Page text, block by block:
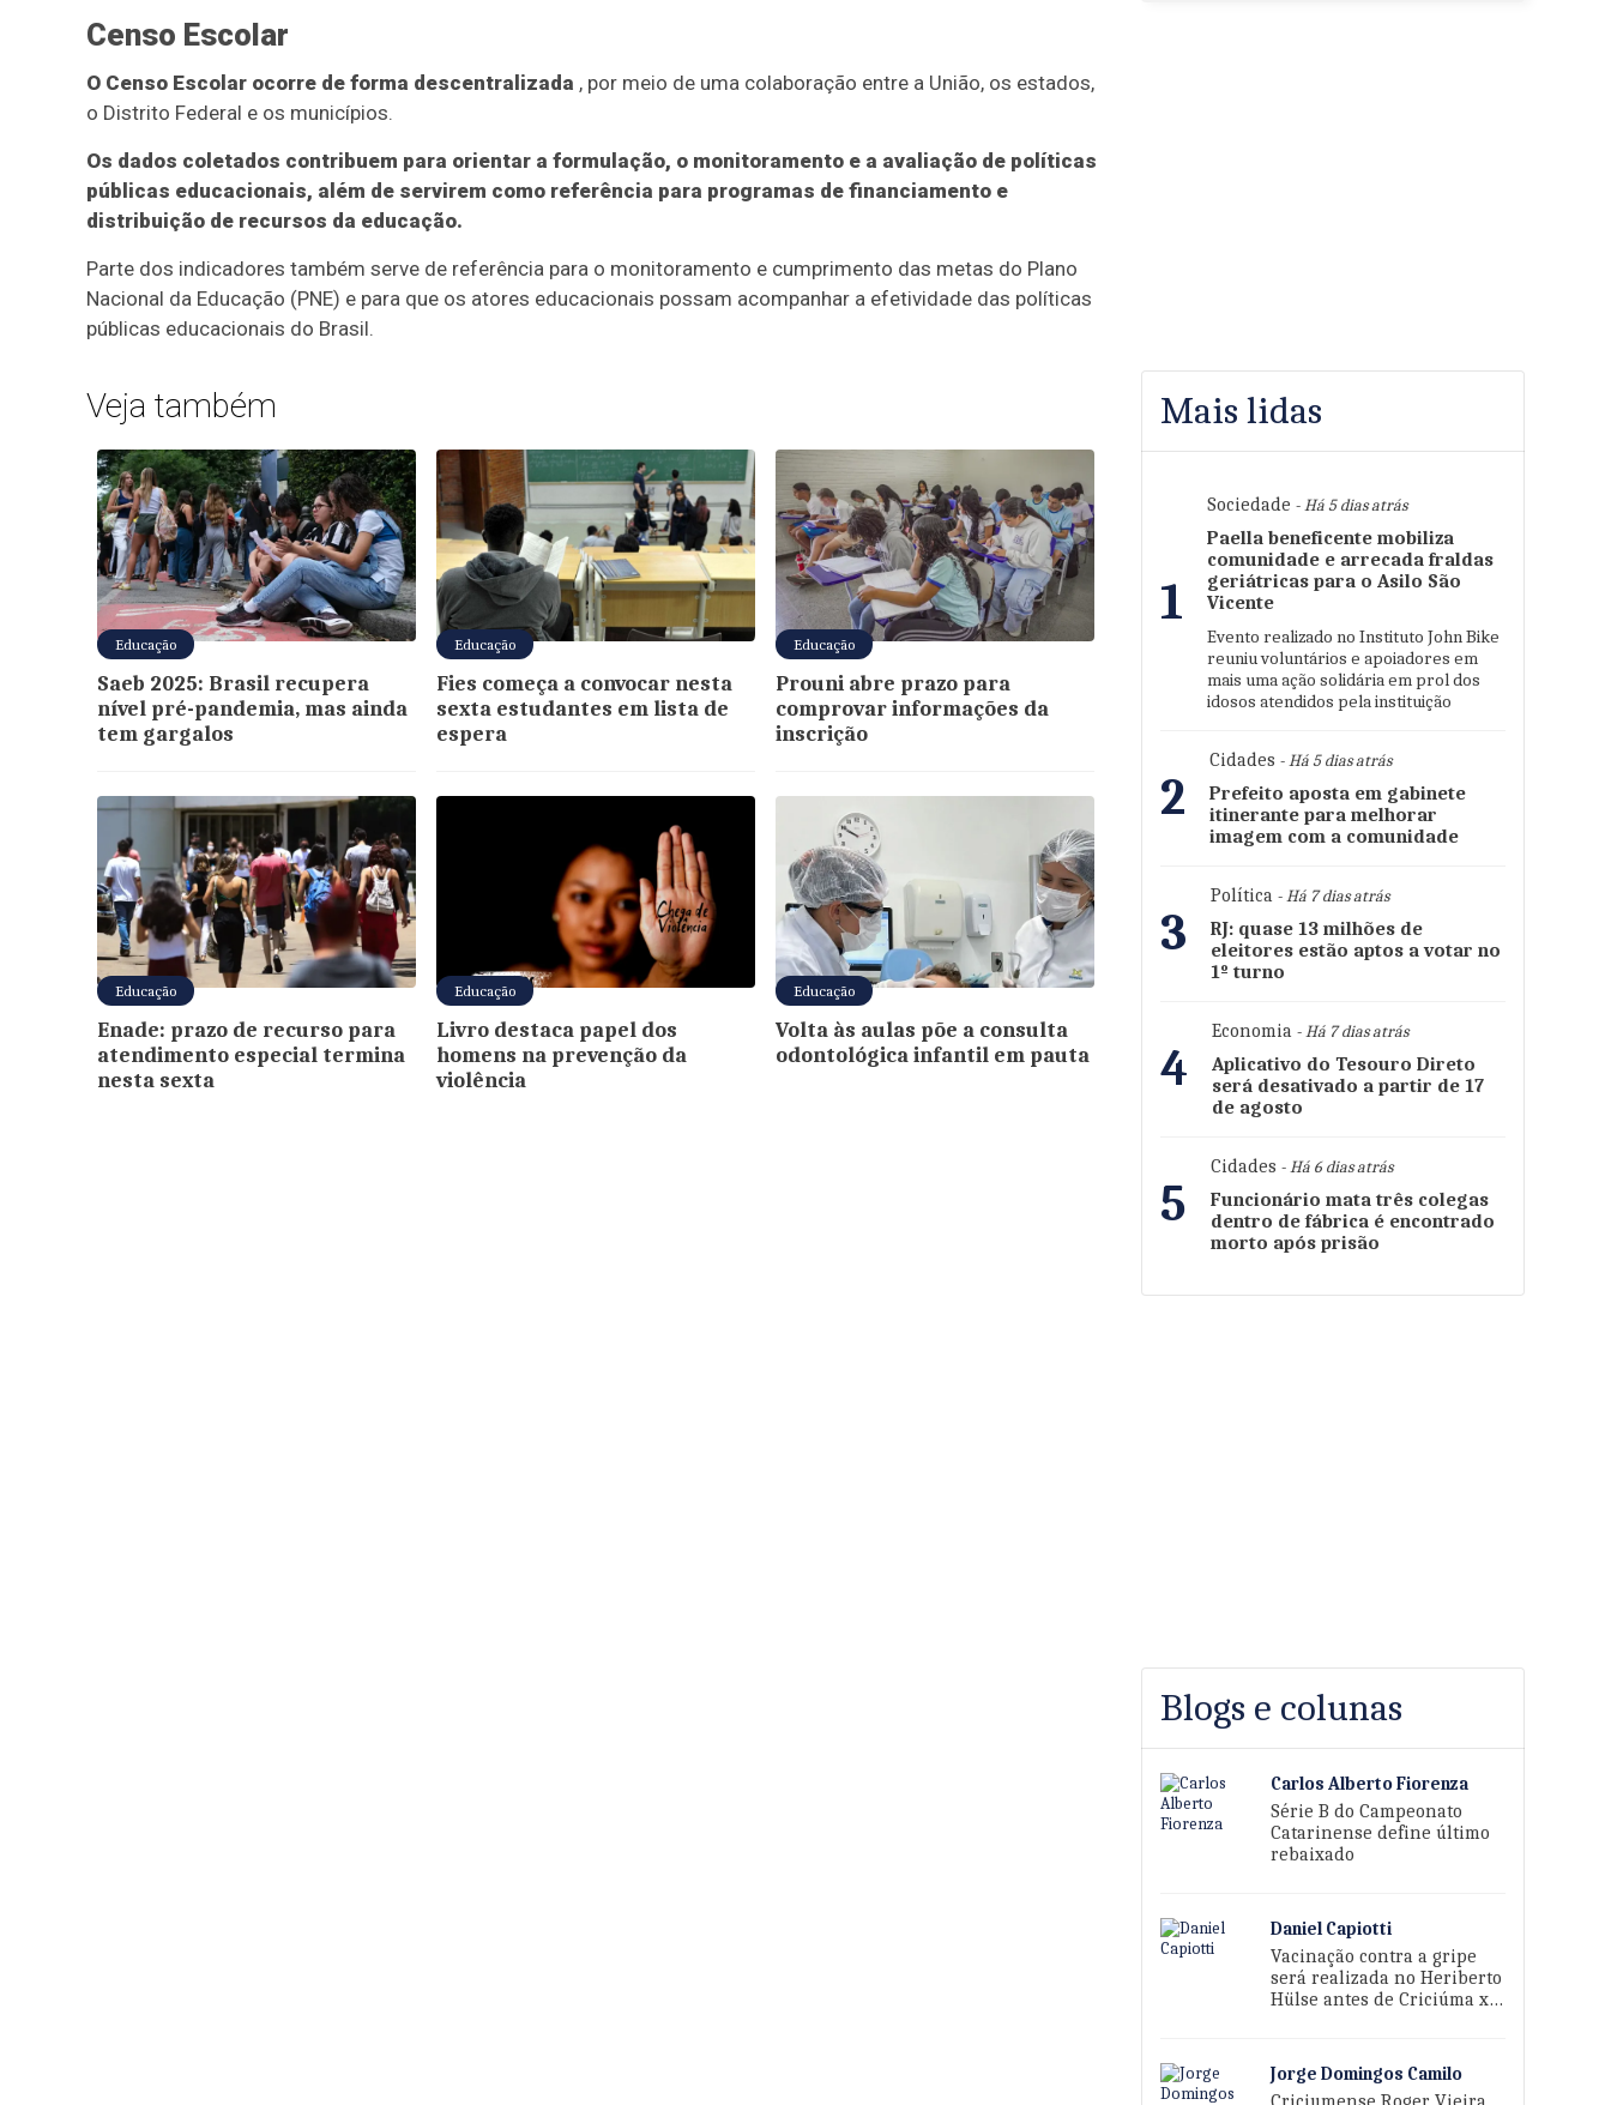
Censo Escolar
O Censo Escolar ocorre de forma descentralizada , por meio de uma colaboração entre a União, os estados,
o Distrito Federal e os municípios.
Os dados coletados contribuem para orientar a formulação, o monitoramento e a avaliação de políticas
públicas educacionais, além de servirem como referência para programas de financiamento e
distribuição de recursos da educação.
Parte dos indicadores também serve de referência para o monitoramento e cumprimento das metas do Plano
Nacional da Educação (PNE) e para que os atores educacionais possam acompanhar a efetividade das políticas
públicas educacionais do Brasil.
Veja também
Educação
Saeb 2025: Brasil recupera
nível pré-pandemia, mas ainda
tem gargalos
Educação
Fies começa a convocar nesta
sexta estudantes em lista de
espera
Educação
Prouni abre prazo para
comprovar informações da
inscrição
Educação
Enade: prazo de recurso para
atendimento especial termina
nesta sexta
Educação
Livro destaca papel dos
homens na prevenção da
violência
Educação
Volta às aulas põe a consulta
odontológica infantil em pauta
Mais lidas
1
Sociedade - Há 5 dias atrás
Paella beneficente mobiliza
comunidade e arrecada fraldas
geriátricas para o Asilo São
Vicente
Evento realizado no Instituto John Bike
reuniu voluntários e apoiadores em
mais uma ação solidária em prol dos
idosos atendidos pela instituição
2
Cidades - Há 5 dias atrás
Prefeito aposta em gabinete
itinerante para melhorar
imagem com a comunidade
3
Política - Há 7 dias atrás
RJ: quase 13 milhões de
eleitores estão aptos a votar no
1º turno
4
Economia - Há 7 dias atrás
Aplicativo do Tesouro Direto
será desativado a partir de 17
de agosto
5
Cidades - Há 6 dias atrás
Funcionário mata três colegas
dentro de fábrica é encontrado
morto após prisão
Blogs e colunas
Carlos Alberto Fiorenza
Série B do Campeonato
Catarinense define último
rebaixado
Daniel Capiotti
Vacinação contra a gripe
será realizada no Heriberto
Hülse antes de Criciúma x
Jorge Domingos Camilo